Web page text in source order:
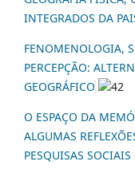
INTEGRADOS DA
FENOMENOLOGIA,
PERCEPÇÃO:
GEOGRÁFICO
42
O ESPAÇO DA
ALGUMAS
PESQUISAS